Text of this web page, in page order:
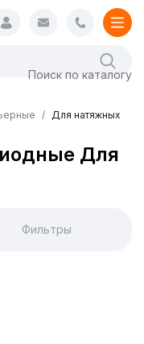
Для натяжных
Для
Фильтры